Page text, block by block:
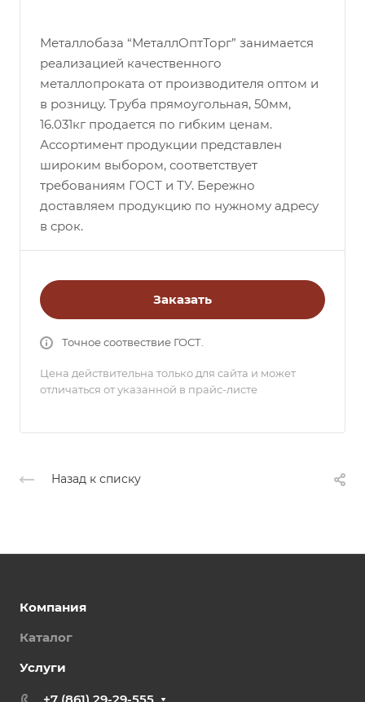
Металлобаза “МеталлОптТорг” занимается
реализацией качественного
металлопроката от производителя оптом и
в розницу. Труба прямоугольная, 50мм,
16.031кг продается по гибким ценам.
Ассортимент продукции представлен
широким выбором, соответствует
требованиям ГОСТ и ТУ. Бережно
доставляем продукцию по нужному адресу
в срок.
Заказать
Точное соотвествие ГОСТ.
Цена действительна только для сайта и может
отличаться от указанной в прайс-листе
Назад к списку
Компания
Каталог
Услуги